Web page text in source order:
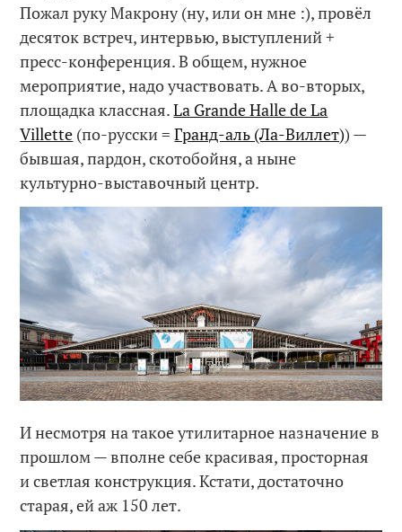
Пожал руку Макрону (ну, или он мне :), провёл
десяток встреч, интервью, выступлений +
пресс-конференция. В общем, нужное
мероприятие, надо участвовать. А во-вторых,
площадка классная.La Grande Halle de La
Villette (по-русски =Гранд-аль (Ла-Виллет)) —
бывшая, пардон, скотобойня, а ныне
культурно-выставочный центр.
И несмотря на такое утилитарное назначение в
прошлом — вполне себе красивая, просторная
и светлая конструкция. Кстати, достаточно
старая, ей аж 150 лет.